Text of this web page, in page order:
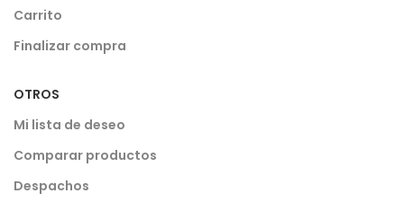
Carrito
Finalizar compra
OTROS
Mi lista de deseo
Comparar productos
Despachos